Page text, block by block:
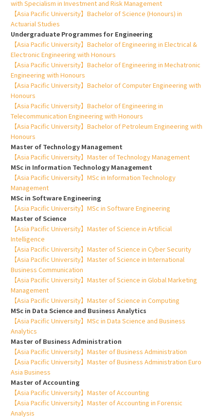
with Specialism in Investment and Risk Management
【Asia Pacific University】Bachelor of Science (Honours) in
Actuarial Studies
Undergraduate Programmes for Engineering
【Asia Pacific University】Bachelor of Engineering in Electrical &
Electronic Engineering with Honours
【Asia Pacific University】Bachelor of Engineering in Mechatronic
Engineering with Honours
【Asia Pacific University】Bachelor of Computer Engineering with
Honours
【Asia Pacific University】Bachelor of Engineering in
Telecommunication Engineering with Honours
【Asia Pacific University】Bachelor of Petroleum Engineering with
Honours
Master of Technology Management
【Asia Pacific University】Master of Technology Management
MSc in Information Technology Management
【Asia Pacific University】MSc in Information Technology
Management
MSc in Software Engineering
【Asia Pacific University】MSc in Software Engineering
Master of Science
【Asia Pacific University】Master of Science in Artificial
Intelligence
【Asia Pacific University】Master of Science in Cyber Security
【Asia Pacific University】Master of Science in International
Business Communication
【Asia Pacific University】Master of Science in Global Marketing
Management
【Asia Pacific University】Master of Science in Computing
MSc in Data Science and Business Analytics
【Asia Pacific University】MSc in Data Science and Business
Analytics
Master of Business Administration
【Asia Pacific University】Master of Business Administration
【Asia Pacific University】Master of Business Administration Euro
Asia Business
Master of Accounting
【Asia Pacific University】Master of Accounting
【Asia Pacific University】Master of Accounting in Forensic
Analysis